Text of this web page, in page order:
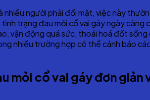
người phải đối mặt, việc này
trạng đau mỏi cổ vai gáy ngày
vận động quá sức, thoái hoá đốt
nhiều trường hợp có thể cảnh báo
mỏi cổ vai gáy đơn giản